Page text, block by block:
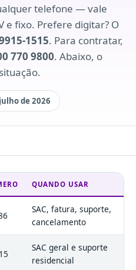
telefone — vale
e fixo. Prefere digitar? O
1515. Para contratar,
770 9800. Abaixo, o
de 2026
QUANDO USAR
SAC, fatura, suporte,
cancelamento
SAC geral e suporte
residencial